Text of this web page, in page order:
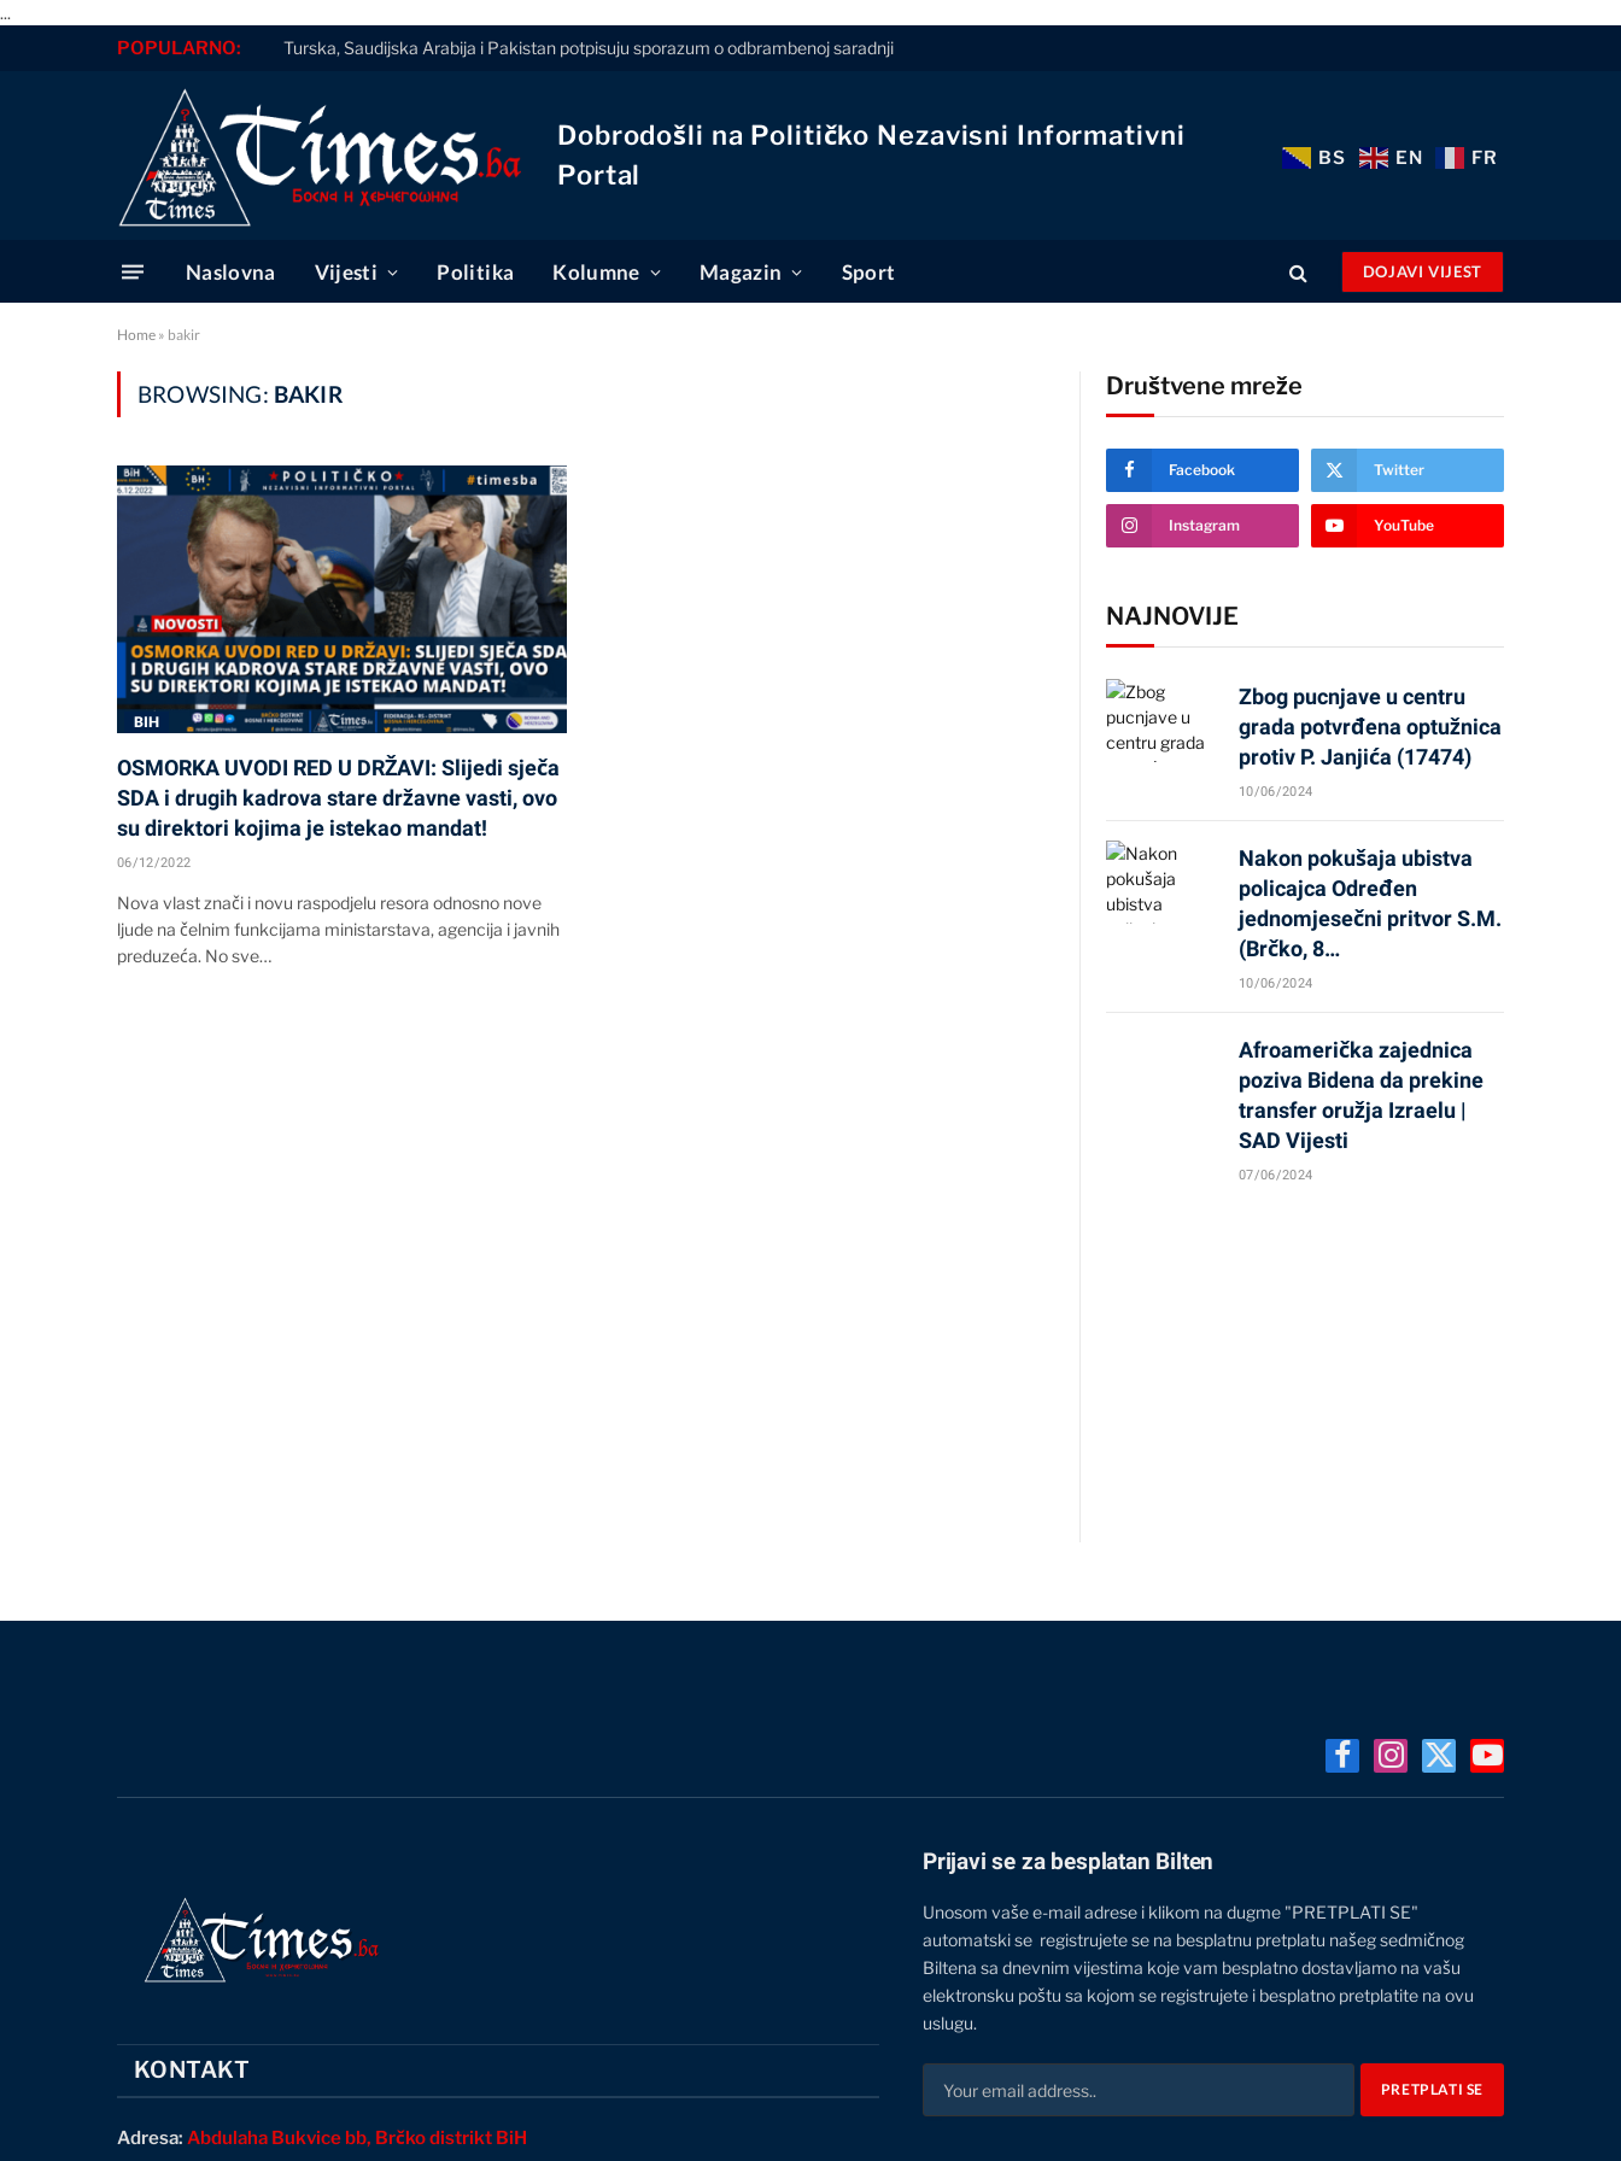
...
POPULARNO: Turska, Saudijska Arabija i Pakistan potpisuju sporazum o odbrambenoj saradnji
Dobrodošli na Političko Nezavisni Informativni
Portal
BS EN FR
Naslovna Vijesti Politika Kolumne Magazin Sport DOJAVI VIJEST
Home » bakir
BROWSING: BAKIR
BIH
OSMORKA UVODI RED U DRŽAVI: Slijedi sječa
SDA i drugih kadrova stare državne vasti, ovo
su direktori kojima je istekao mandat!
06/12/2022
Nova vlast znači i novu raspodjelu resora odnosno nove
ljude na čelnim funkcijama ministarstava, agencija i javnih
preduzeća. No sve…
Društvene mreže
Facebook Twitter
Instagram YouTube
NAJNOVIJE
Zbog pucnjave u centru
grada potvrđena optužnica
protiv P. Janjića (17474)
10/06/2024
Nakon pokušaja ubistva
policajca Određen
jednomjesečni pritvor S.M.
(Brčko, 8…
10/06/2024
Afroamerička zajednica
poziva Bidena da prekine
transfer oružja Izraelu |
SAD Vijesti
07/06/2024
FacebookInstagram
X
(Twitter)
YouTube
KONTAKT
Adresa: Abdulaha Bukvice bb, Brčko distrikt BiH
Prijavi se za besplatan Bilten
Unosom vaše e-mail adrese i klikom na dugme "PRETPLATI SE"
automatski se registrujete se na besplatnu pretplatu našeg sedmičnog
Biltena sa dnevnim vijestima koje vam besplatno dostavljamo na vašu
elektronsku poštu sa kojom se registrujete i besplatno pretplatite na ovu
uslugu.